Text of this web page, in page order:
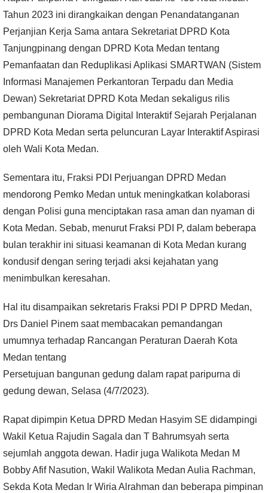
Tahun 2023 ini dirangkaikan dengan Penandatanganan
Perjanjian Kerja Sama antara Sekretariat DPRD Kota
Tanjungpinang dengan DPRD Kota Medan tentang
Pemanfaatan dan Reduplikasi Aplikasi SMARTWAN (Sistem
Informasi Manajemen Perkantoran Terpadu dan Media
Dewan) Sekretariat DPRD Kota Medan sekaligus rilis
pembangunan Diorama Digital Interaktif Sejarah Perjalanan
DPRD Kota Medan serta peluncuran Layar Interaktif Aspirasi
oleh Wali Kota Medan.
Sementara itu, Fraksi PDI Perjuangan DPRD Medan
mendorong Pemko Medan untuk meningkatkan kolaborasi
dengan Polisi guna menciptakan rasa aman dan nyaman di
Kota Medan. Sebab, menurut Fraksi PDI P, dalam beberapa
bulan terakhir ini situasi keamanan di Kota Medan kurang
kondusif dengan sering terjadi aksi kejahatan yang
menimbulkan keresahan.
Hal itu disampaikan sekretaris Fraksi PDI P DPRD Medan,
Drs Daniel Pinem saat membacakan pemandangan
umumnya terhadap Rancangan Peraturan Daerah Kota
Medan tentang
Persetujuan bangunan gedung dalam rapat paripurna di
gedung dewan, Selasa (4/7/2023).
Rapat dipimpin Ketua DPRD Medan Hasyim SE didampingi
Wakil Ketua Rajudin Sagala dan T Bahrumsyah serta
sejumlah anggota dewan. Hadir juga Walikota Medan M
Bobby Afif Nasution, Wakil Walikota Medan Aulia Rachman,
Sekda Kota Medan Ir Wiria Alrahman dan beberapa pimpinan